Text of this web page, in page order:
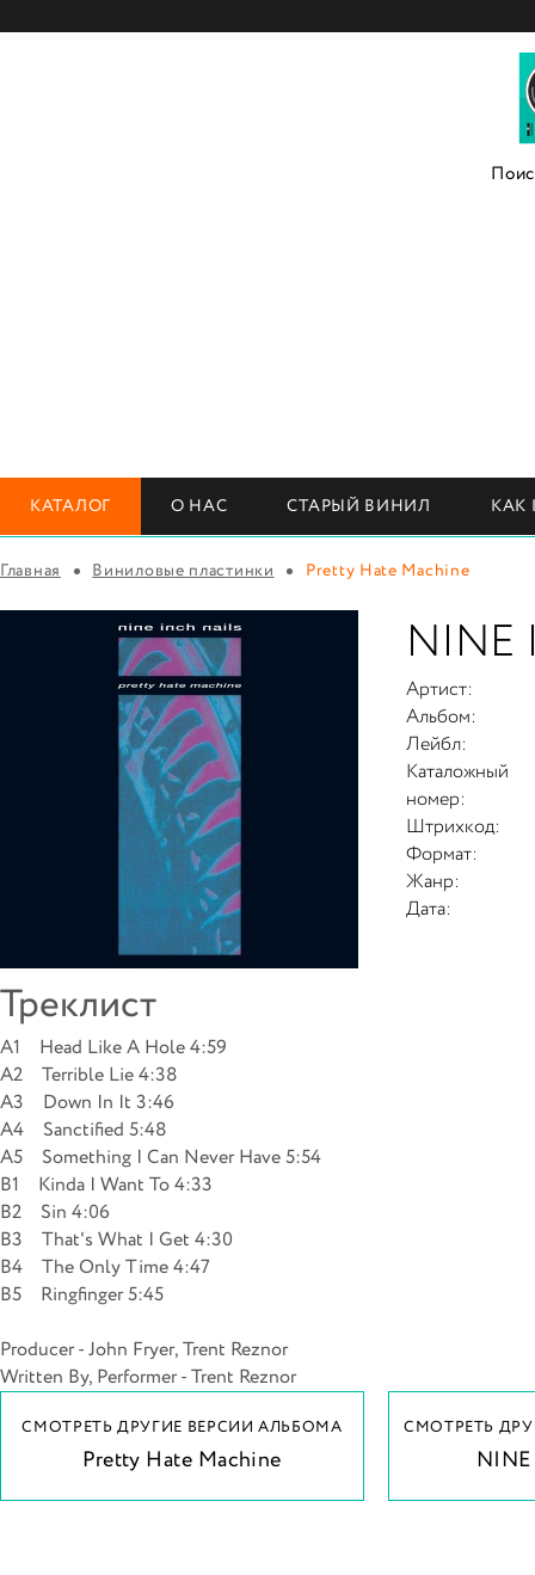
КАТАЛОГ О НАС СТАРЫЙ ВИНИЛ КАК
Главная Виниловые пластинки Pretty Hate Machine
NINE
Артист:
Альбом:
Лейбл:
Каталожный
номер:
Штрихкод:
Формат:
Жанр:
Дата:
Треклист
A1 Head Like A Hole 4:59
A2 Terrible Lie 4:38
A3 Down In It 3:46
A4 Sanctified 5:48
A5 Something I Can Never Have 5:54
B1 Kinda I Want To 4:33
B2 Sin 4:06
B3 That's What I Get 4:30
B4 The Only Time 4:47
B5 Ringfinger 5:45
Producer - John Fryer, Trent Reznor
Written By, Performer - Trent Reznor
СМОТРЕТЬ ДРУГИЕ ВЕРСИИ АЛЬБОМА
Pretty Hate Machine
СМОТРЕТЬ